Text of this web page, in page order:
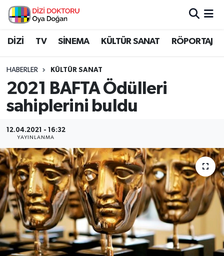
DİZİ TV SİNEMA KÜLTÜR SANAT RÖPORTAJ
HABERLER KÜLTÜR SANAT
2021 BAFTA Ödülleri
sahiplerini buldu
12.04.2021 - 16:32
YAYINLANMA
İstanbul Nöbetçi Eczaneler
İstanbul Namaz Vakitleri
İstanbul Trafik Yoğunluk Haritası
Süper Lig Puan Durumu ve Fikstür
Tüm Manşetler
Son Dakika Haberleri
Haber Arşivi